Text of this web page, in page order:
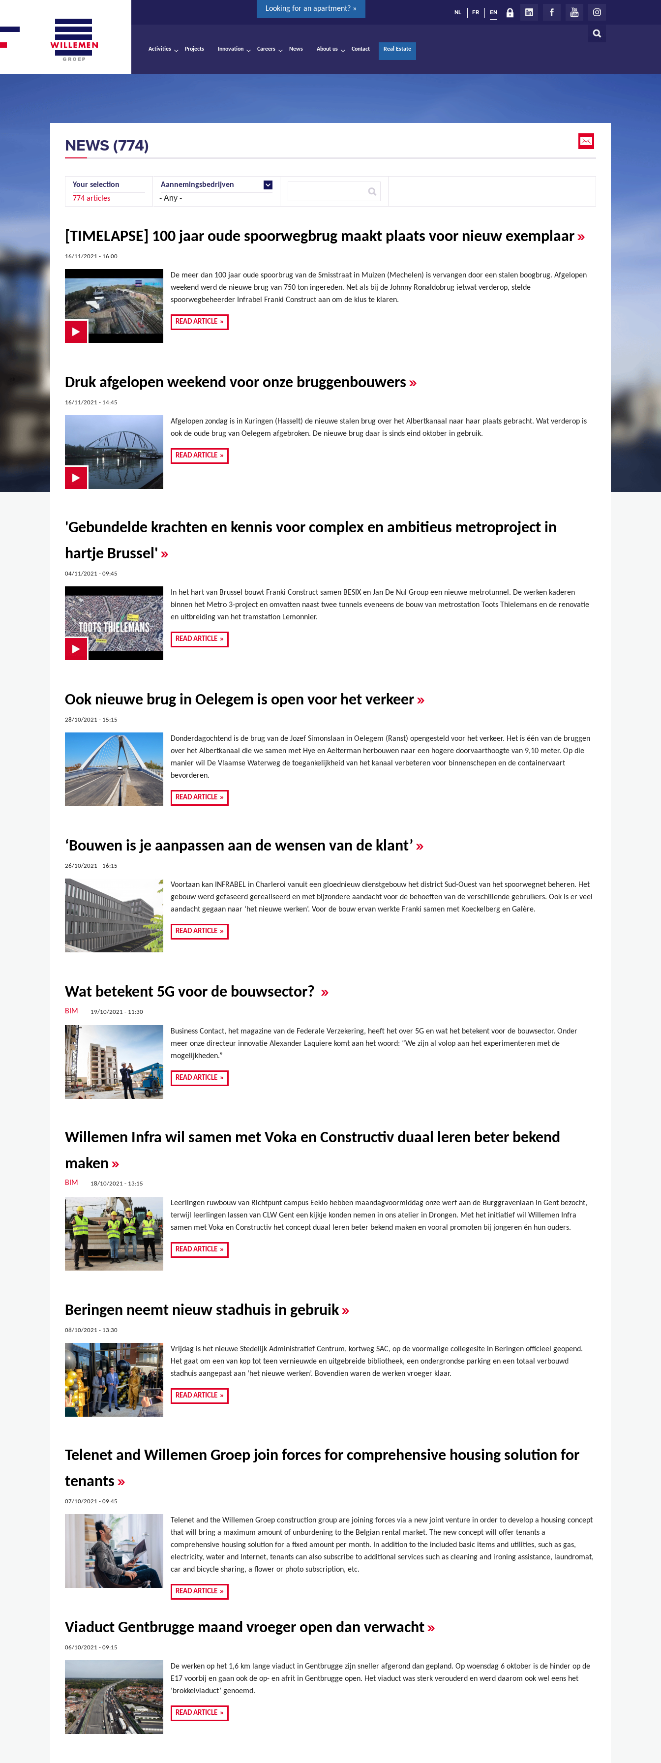
Looking for an apartment? »
Search
NL FR EN
Activities Projects Innovation Careers News About us Contact Real Estate
NEWS (774)
Aannemingsbedrijven
Your selection
774 articles
[TIMELAPSE] 100 jaar oude spoorwegbrug maakt plaats voor nieuw exemplaar»
16/11/2021 - 16:00
De meer dan 100 jaar oude spoorbrug van de Smisstraat in Muizen (Mechelen) is vervangen door een stalen boogbrug. Afgelopen
weekend werd de nieuwe brug van 750 ton ingereden. Net als bij de Johnny Ronaldobrug ietwat verderop, stelde
spoorwegbeheerder Infrabel Franki Construct aan om de klus te klaren.
READ ARTICLE »
Druk afgelopen weekend voor onze bruggenbouwers »
16/11/2021 - 14:45
Afgelopen zondag is in Kuringen (Hasselt) de nieuwe stalen brug over het Albertkanaal naar haar plaats gebracht. Wat verderop is
ook de oude brug van Oelegem afgebroken. De nieuwe brug daar is sinds eind oktober in gebruik.
READ ARTICLE »
'Gebundelde krachten en kennis voor complex en ambitieus metroproject in
hartje Brussel' »
04/11/2021 - 09:45
In het hart van Brussel bouwt Franki Construct samen BESIX en Jan De Nul Group een nieuwe metrotunnel. De werken kaderen
binnen het Metro 3-project en omvatten naast twee tunnels eveneens de bouw van metrostation Toots Thielemans en de renovatie
en uitbreiding van het tramstation Lemonnier.
READ ARTICLE »
Ook nieuwe brug in Oelegem is open voor het verkeer»
28/10/2021 - 15:15
Donderdagochtend is de brug van de Jozef Simonslaan in Oelegem (Ranst) opengesteld voor het verkeer. Het is één van de bruggen
over het Albertkanaal die we samen met Hye en Aelterman herbouwen naar een hogere doorvaarthoogte van 9,10 meter. Op die
manier wil De Vlaamse Waterweg de toegankelijkheid van het kanaal verbeteren voor binnenschepen en de containervaart
bevorderen.
READ ARTICLE »
‘Bouwen is je aanpassen aan de wensen van de klant’ »
26/10/2021 - 16:15
Voortaan kan INFRABEL in Charleroi vanuit een gloednieuw dienstgebouw het district Sud-Ouest van het spoorwegnet beheren. Het
gebouw werd gefaseerd gerealiseerd en met bijzondere aandacht voor de behoeften van de verschillende gebruikers. Ook is er veel
aandacht gegaan naar ‘het nieuwe werken’. Voor de bouw ervan werkte Franki samen met Koeckelberg en Galère.
READ ARTICLE »
Wat betekent 5G voor de bouwsector? »
BIM 19/10/2021 - 11:30
Business Contact, het magazine van de Federale Verzekering, heeft het over 5G en wat het betekent voor de bouwsector. Onder
meer onze directeur innovatie Alexander Laquiere komt aan het woord: “We zijn al volop aan het experimenteren met de
mogelijkheden.”
READ ARTICLE »
Willemen Infra wil samen met Voka en Constructiv duaal leren beter bekend
maken »
BIM 18/10/2021 - 13:15
Leerlingen ruwbouw van Richtpunt campus Eeklo hebben maandagvoormiddag onze werf aan de Burggravenlaan in Gent bezocht,
terwijl leerlingen lassen van CLW Gent een kijkje konden nemen in ons atelier in Drongen. Met het initiatief wil Willemen Infra
samen met Voka en Constructiv het concept duaal leren beter bekend maken en vooral promoten bij jongeren én hun ouders.
READ ARTICLE »
Beringen neemt nieuw stadhuis in gebruik»
08/10/2021 - 13:30
Vrijdag is het nieuwe Stedelijk Administratief Centrum, kortweg SAC, op de voormalige collegesite in Beringen officieel geopend.
Het gaat om een van kop tot teen vernieuwde en uitgebreide bibliotheek, een ondergrondse parking en een totaal verbouwd
stadhuis aangepast aan ‘het nieuwe werken’. Bovendien waren de werken vroeger klaar.
READ ARTICLE »
Telenet and Willemen Groep join forces for comprehensive housing solution for
tenants »
07/10/2021 - 09:45
Telenet and the Willemen Groep construction group are joining forces via a new joint venture in order to develop a housing concept
that will bring a maximum amount of unburdening to the Belgian rental market. The new concept will offer tenants a
comprehensive housing solution for a fixed amount per month. In addition to the included basic items and utilities, such as gas,
electricity, water and Internet, tenants can also subscribe to additional services such as cleaning and ironing assistance, laundromat,
car and bicycle sharing, a flower or photo subscription, etc.
READ ARTICLE »
Viaduct Gentbrugge maand vroeger open dan verwacht»
06/10/2021 - 09:15
De werken op het 1,6 km lange viaduct in Gentbrugge zijn sneller afgerond dan gepland. Op woensdag 6 oktober is de hinder op de
E17 voorbij en gaan ook de op- en afrit in Gentbrugge open. Het viaduct was sterk verouderd en werd daarom ook wel eens het
‘brokkelviaduct’ genoemd.
READ ARTICLE »
Pages